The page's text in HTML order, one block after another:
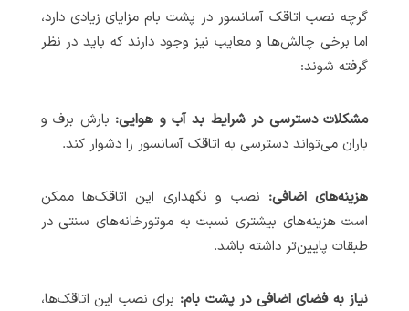
گرچه نصب اتاقک آسانسور در پشت بام مزایای زیادی دارد،
اما برخی چالش‌ها و معایب نیز وجود دارند که باید در نظر
گرفته شوند:
مشکلات دسترسی در شرایط بد آب و هوایی: بارش برف و
باران می‌تواند دسترسی به اتاقک آسانسور را دشوار کند.
هزینه‌های اضافی: نصب و نگهداری این اتاقک‌ها ممکن
است هزینه‌های بیشتری نسبت به موتورخانه‌های سنتی در
طبقات پایین‌تر داشته باشد.
نیاز به فضای اضافی در پشت بام: برای نصب این اتاقک‌ها،